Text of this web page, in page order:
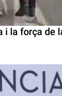
i la força de